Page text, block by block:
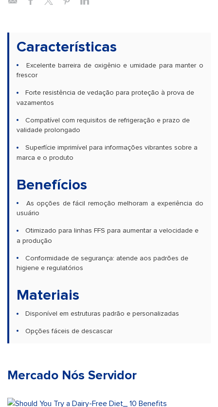
Características
Excelente barreira de oxigênio e umidade para manter o
frescor
Forte resistência de vedação para proteção à prova de
vazamentos
Compatível com requisitos de refrigeração e prazo de
validade prolongado
Superfície imprimível para informações vibrantes sobre a
marca e o produto
Benefícios
As opções de fácil remoção melhoram a experiência do
usuário
Otimizado para linhas FFS para aumentar a velocidade e
a produção
Conformidade de segurança: atende aos padrões de
higiene e regulatórios
Materiais
Disponível em estruturas padrão e personalizadas
Opções fáceis de descascar
Mercado Nós Servidor